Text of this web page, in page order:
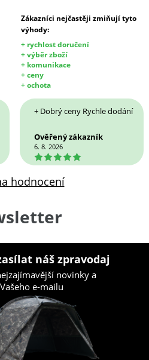
Zákazníci nejčastěji zmiňují tyto
výhody:
+ rychlost doručení
+ výběr zboží
+ komunikace
+ ceny
+ ochota
+ Dobrý ceny Rychle dodání
Ověřený zákazník
6. 8. 2026
5
hodnocení
náš zpravodaj
novinky a
e-mailu